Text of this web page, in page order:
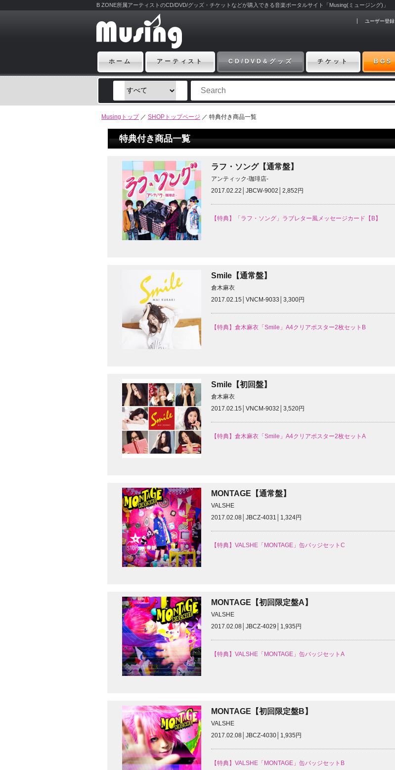
B ZONE所属アーティストのCD/DVD/グッズ・チケットなどが購入できる音楽ポータルサイト「Musing(ミュージング)」
ユーザー登録
ホーム アーティスト CD/DVD&グッズ チケット BGS
Musingトップ／ SHOPトップページ ／ 特典付き商品一覧
特典付き商品一覧
ラフ・ソング【通常盤】
アンティック-珈琲店-
2017.02.22│JBCW-9002│2,852円
【特典】「ラフ・ソング」ラブレター風メッセージカード【B】
Smile【通常盤】
倉木麻衣
2017.02.15│VNCM-9033│3,300円
【特典】倉木麻衣「Smile」A4クリアポスター2枚セットB
Smile【初回盤】
倉木麻衣
2017.02.15│VNCM-9032│3,520円
【特典】倉木麻衣「Smile」A4クリアポスター2枚セットA
MONTAGE【通常盤】
VALSHE
2017.02.08│JBCZ-4031│1,324円
【特典】VALSHE「MONTAGE」缶バッジセットC
MONTAGE【初回限定盤A】
VALSHE
2017.02.08│JBCZ-4029│1,935円
【特典】VALSHE「MONTAGE」缶バッジセットA
MONTAGE【初回限定盤B】
VALSHE
2017.02.08│JBCZ-4030│1,935円
【特典】VALSHE「MONTAGE」缶バッジセットB